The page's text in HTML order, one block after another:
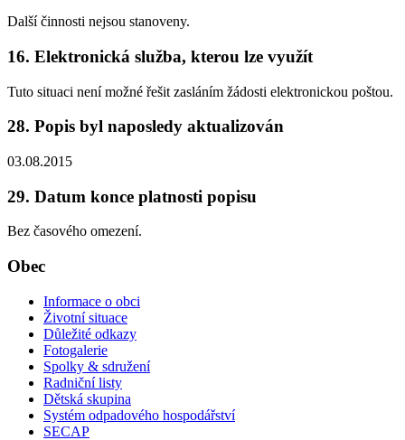
Další činnosti nejsou stanoveny.
16. Elektronická služba, kterou lze využít
Tuto situaci není možné řešit zasláním žádosti elektronickou poštou.
28. Popis byl naposledy aktualizován
03.08.2015
29. Datum konce platnosti popisu
Bez časového omezení.
Obec
Informace o obci
Životní situace
Důležité odkazy
Fotogalerie
Spolky & sdružení
Radniční listy
Dětská skupina
Systém odpadového hospodářství
SECAP